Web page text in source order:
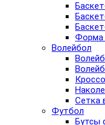
Форма
Волейбол
Сетка
Футбол
Бутсы